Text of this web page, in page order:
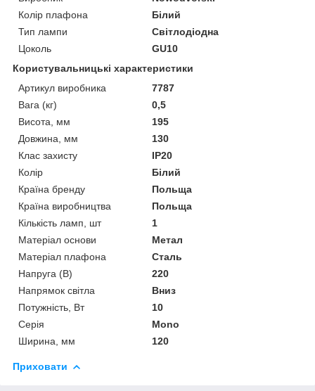
Колір плафона
Білий
Тип лампи
Світлодіодна
Цоколь
GU10
Користувальницькі характеристики
Артикул виробника
7787
Вага (кг)
0,5
Висота, мм
195
Довжина, мм
130
Клас захисту
IP20
Колір
Білий
Країна бренду
Польща
Країна виробництва
Польща
Кількість ламп, шт
1
Матеріал основи
Метал
Матеріал плафона
Сталь
Напруга (В)
220
Напрямок світла
Вниз
Потужність, Вт
10
Серія
Mono
Ширина, мм
120
Приховати